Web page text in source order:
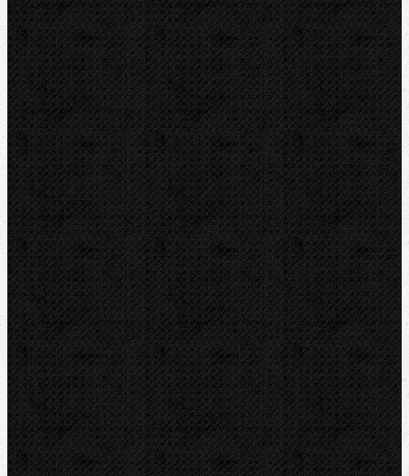
Svářečky plastů / Horkovzdušné / Příslušenství
Přidat komentář
Sortiment
Akce
Bazar
Novinky
Videoinspekce
Detektory a těsnění